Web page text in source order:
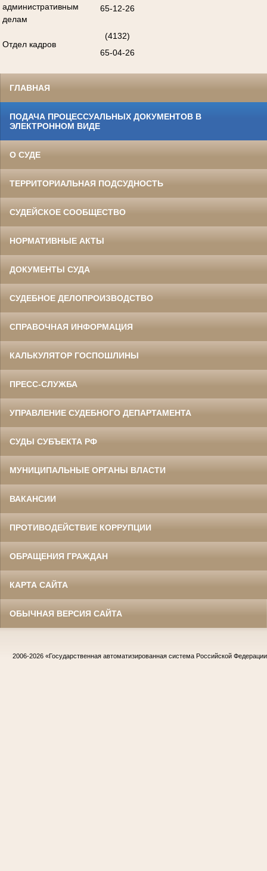
административным
делам
65-12-26
Отдел кадров
(4132)
65-04-26
ГЛАВНАЯ
ПОДАЧА ПРОЦЕССУАЛЬНЫХ ДОКУМЕНТОВ В
ЭЛЕКТРОННОМ ВИДЕ
О СУДЕ
ТЕРРИТОРИАЛЬНАЯ ПОДСУДНОСТЬ
СУДЕЙСКОЕ СООБЩЕСТВО
НОРМАТИВНЫЕ АКТЫ
ДОКУМЕНТЫ СУДА
СУДЕБНОЕ ДЕЛОПРОИЗВОДСТВО
СПРАВОЧНАЯ ИНФОРМАЦИЯ
КАЛЬКУЛЯТОР ГОСПОШЛИНЫ
ПРЕСС-СЛУЖБА
УПРАВЛЕНИЕ СУДЕБНОГО ДЕПАРТАМЕНТА
СУДЫ СУБЪЕКТА РФ
МУНИЦИПАЛЬНЫЕ ОРГАНЫ ВЛАСТИ
ВАКАНСИИ
ПРОТИВОДЕЙСТВИЕ КОРРУПЦИИ
ОБРАЩЕНИЯ ГРАЖДАН
КАРТА САЙТА
ОБЫЧНАЯ ВЕРСИЯ САЙТА
2006-2026 «Государственная автоматизированная система Российской